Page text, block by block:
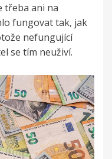
třeba ani na
fungovat tak, jak
nefungující
se tím neuživí.